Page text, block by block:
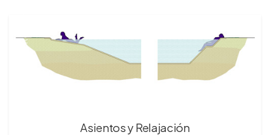
Asientos y Relajación
Asientos y Relajación